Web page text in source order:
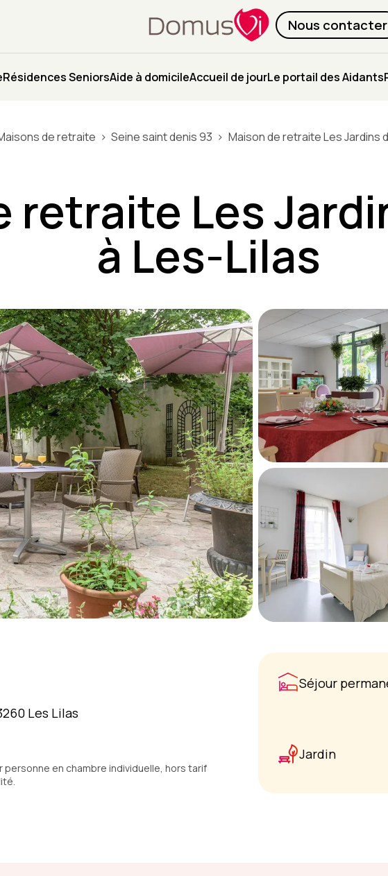
Nous contacter
Résidences SeniorsAide à domicileAccueil de jourLe portail des Aidants
de retraite Seine saint denis 93 Maison de retraite Les Jardins
retraite Les
à Les-Lilas
Les Lilas
en chambre individuelle, hors tarif
Séjour
Jardin